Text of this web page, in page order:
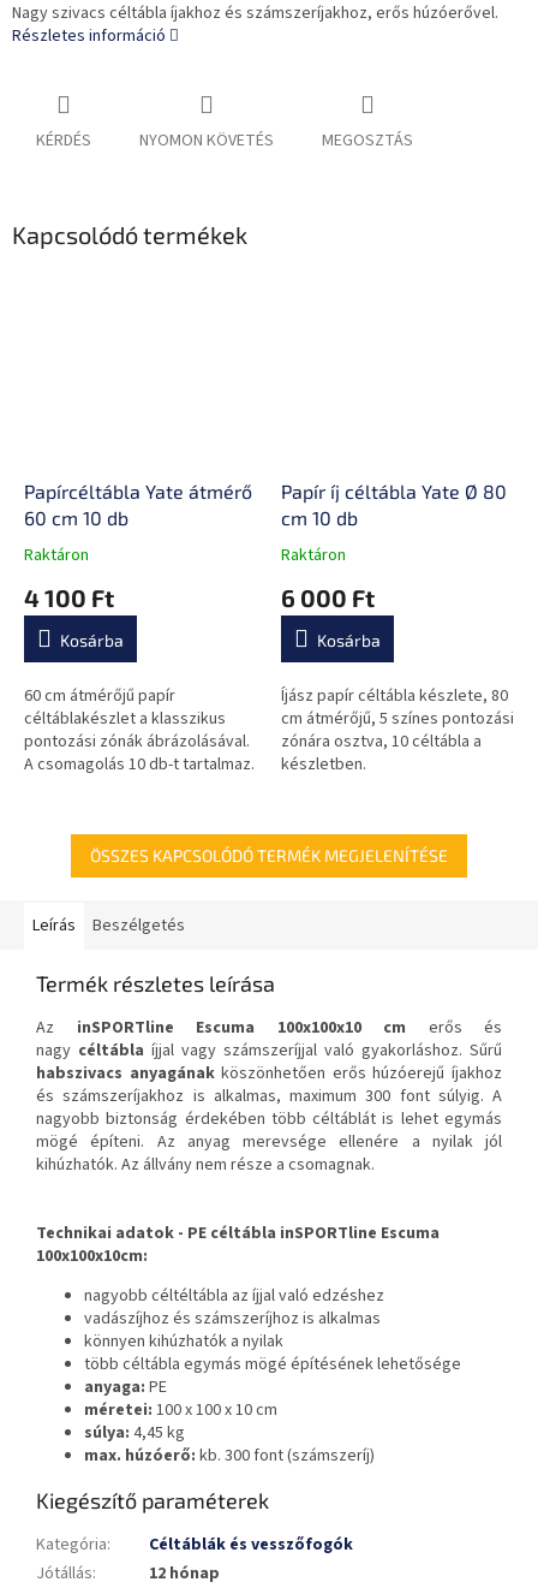
Nagy szivacs céltábla íjakhoz és számszeríjakhoz, erős húzóerővel.
Részletes információ
KÉRDÉS NYOMON KÖVETÉS MEGOSZTÁS
Kapcsolódó termékek
Papírcéltábla Yate átmérő
60 cm 10 db
A
átlagos
értékelése
0,0
csillag.
Raktáron
4 100 Ft
Kosárba
60 cm átmérőjű papír
céltáblakészlet a klasszikus
pontozási zónák ábrázolásával.
A csomagolás 10 db-t tartalmaz.
Papír íj céltábla Yate Ø 80
cm 10 db
A
átlagos
értékelése
0,0
csillag.
Raktáron
6 000 Ft
Kosárba
Íjász papír céltábla készlete, 80
cm átmérőjű, 5 színes pontozási
zónára osztva, 10 céltábla a
készletben.
ÖSSZES KAPCSOLÓDÓ TERMÉK MEGJELENÍTÉSE
Leírás Beszélgetés
Termék részletes leírása
Az inSPORTline Escuma 100x100x10 cm erős és
nagy céltábla íjjal vagy számszeríjjal való gyakorláshoz. Sűrű
habszivacs anyagánakköszönhetően erős húzóerejű íjakhoz
és számszeríjakhoz is alkalmas, maximum 300 font súlyig. A
nagyobb biztonság érdekében több céltáblát is lehet egymás
mögé építeni. Az anyag merevsége ellenére a nyilak jól
kihúzhatók. Az állvány nem része a csomagnak.
Technikai adatok - PE céltábla inSPORTline Escuma
100x100x10cm:
nagyobb céltéltábla az íjjal való edzéshez
vadászíjhoz és számszeríjhoz is alkalmas
könnyen kihúzhatók a nyilak
több céltábla egymás mögé építésének lehetősége
anyaga: PE
méretei: 100 x 100 x 10 cm
súlya: 4,45 kg
max. húzóerő: kb. 300 font (számszeríj)
Kiegészítő paraméterek
Kategória:
Céltáblák és vesszőfogók
Jótállás:
12 hónap